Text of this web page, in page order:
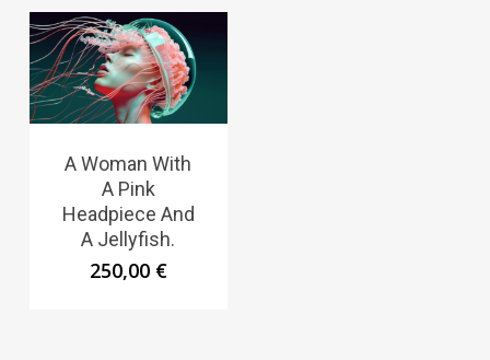
A Woman With
A Pink
Headpiece And
A Jellyfish.
250,00 €